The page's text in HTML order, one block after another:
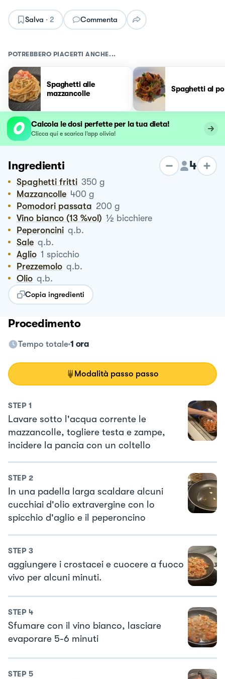
Salva · 2 Commenta
POTREBBERO PIACERTI ANCHE...
Spaghetti alle
mazzancolle
Spaghetti al
Calcola le dosi perfette per la tua dieta!
Clicca qui e scarica l’app olivia!
Ingredienti 4
Spaghetti fritti 350 g
Mazzancolle 400 g
Pomodori passata 200 g
Vino bianco (13 %vol) ½ bicchiere
Peperoncini q.b.
Sale q.b.
Aglio 1 spicchio
Prezzemolo q.b.
Olio q.b.
Copia ingredienti
Procedimento
Tempo totale 1 ora
Modalità passo passo
STEP 1
Lavare sotto l'acqua corrente le
mazzancolle, togliere testa e zampe,
incidere la pancia con un coltello
STEP 2
In una padella larga scaldare alcuni
cucchiai d'olio extravergine con lo
spicchio d'aglio e il peperoncino
STEP 3
aggiungere i crostacei e cuocere a fuoco
vivo per alcuni minuti.
STEP 4
Sfumare con il vino bianco, lasciare
evaporare 5-6 minuti
STEP 5